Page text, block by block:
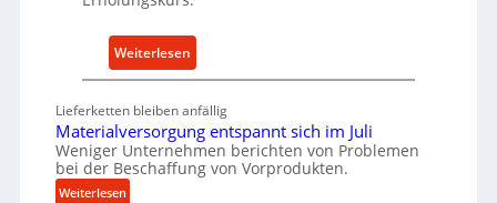
-
E
r
s
a
t
z
t
a
l
t
i
g
e
W
Weiterlesen:
D
u
t
s
Lieferketten bleiben anfällig
Materialversorgung entspannt sich im Juli
Weniger Unternehmen berichten von Problemen
bei der Beschaffung von Vorprodukten.
Weiterlesen: